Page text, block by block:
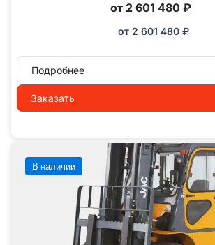
от 2 601 480 ₽
от 2 601 480 ₽
Подробнее
Заказать
В наличии